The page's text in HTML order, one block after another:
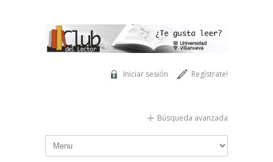
Regístrate!
Iniciar sesión
Búsqueda avanzada